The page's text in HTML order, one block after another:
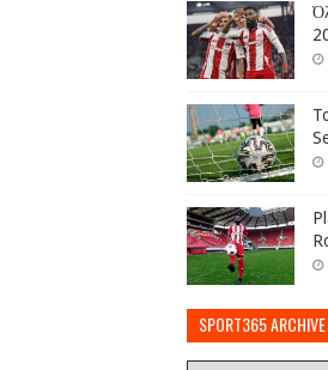
SPORT365 ARCHIVE